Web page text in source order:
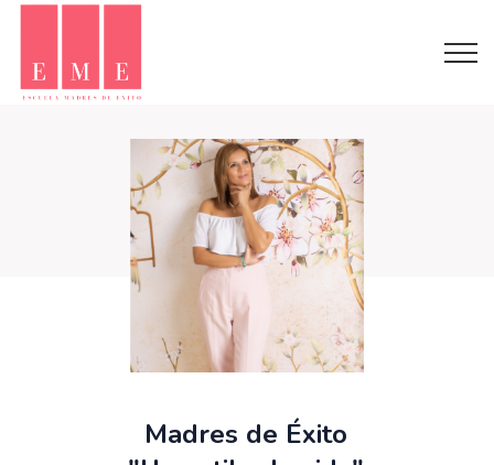
Madres de Éxito